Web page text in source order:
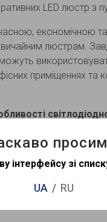
LED люстр з
економічною
люстрам.
можуть
приміщеннях та
AL6116ARD
має стильний
що імітує ефект
матеріали та
з якісного
інтерфейсу зі
UA RU